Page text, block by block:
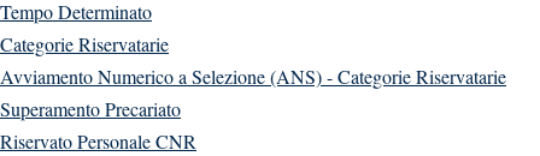
Tempo Determinato
Categorie Riservatarie
Avviamento Numerico a Selezione (ANS) - Categorie Riservatarie
Superamento Precariato
Riservato Personale CNR